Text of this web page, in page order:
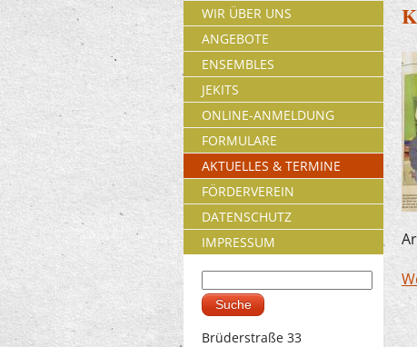
WIR ÜBER UNS
ANGEBOTE
ENSEMBLES
JEKITS
ONLINE-ANMELDUNG
FORMULARE
AKTUELLES & TERMINE
FÖRDERVEREIN
DATENSCHUTZ
IMPRESSUM
Suchformular
Brüderstraße 33